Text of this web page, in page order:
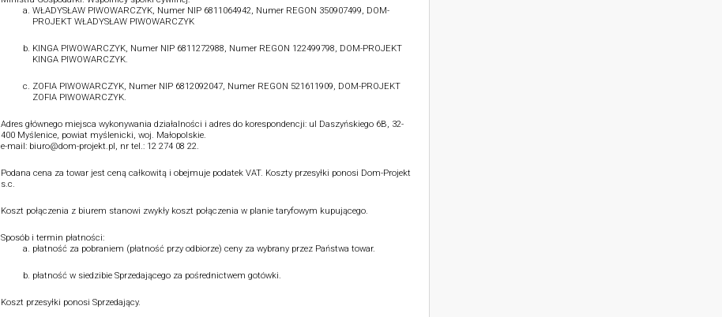
WŁADYSŁAW PIWOWARCZYK, Numer NIP 6811064942, Numer REGON 350907499, DOM-
PROJEKT WŁADYSŁAW PIWOWARCZYK
KINGA PIWOWARCZYK, Numer NIP 6811272988, Numer REGON 122499798, DOM-PROJEKT
KINGA PIWOWARCZYK.
ZOFIA PIWOWARCZYK, Numer NIP 6812092047, Numer REGON 521611909, DOM-PROJEKT
ZOFIA PIWOWARCZYK.
Adres głównego miejsca wykonywania działalności i adres do korespondencji: ul Daszyńskiego 6B, 32-
400 Myślenice, powiat myślenicki, woj. Małopolskie.
e-mail: biuro@dom-projekt.pl, nr tel.: 12 274 08 22.
Podana cena za towar jest ceną całkowitą i obejmuje podatek VAT. Koszty przesyłki ponosi Dom-Projekt
s.c.
Koszt połączenia z biurem stanowi zwykły koszt połączenia w planie taryfowym kupującego.
Sposób i termin płatności:
płatność za pobraniem (płatność przy odbiorze) ceny za wybrany przez Państwa towar.
płatność w siedzibie Sprzedającego za pośrednictwem gotówki.
Koszt przesyłki ponosi Sprzedający.